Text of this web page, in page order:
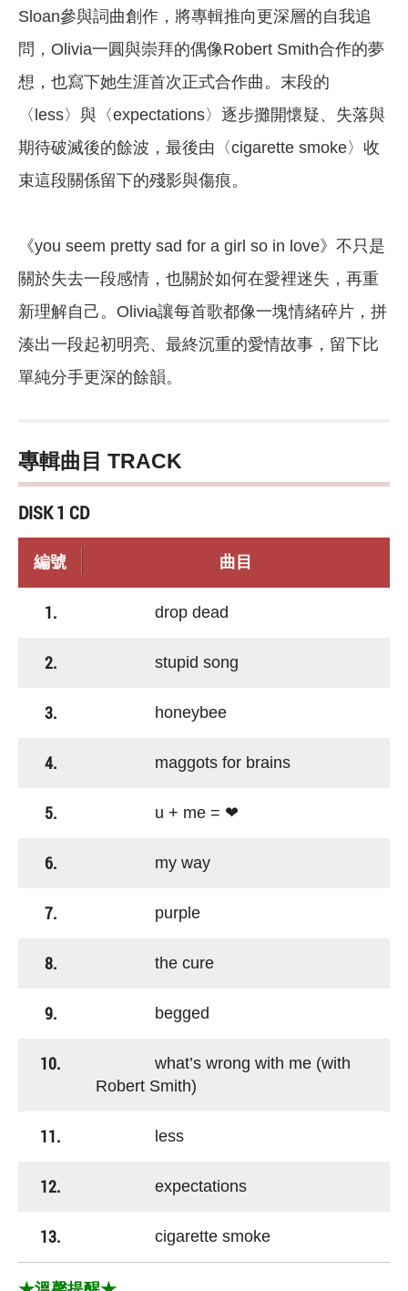
Sloan參與詞曲創作，將專輯推向更深層的自我追
問，Olivia一圓與崇拜的偶像Robert Smith合作的夢
想，也寫下她生涯首次正式合作曲。末段的
〈less〉與〈expectations〉逐步攤開懷疑、失落與
期待破滅後的餘波，最後由〈cigarette smoke〉收
束這段關係留下的殘影與傷痕。
《you seem pretty sad for a girl so in love》不只是
關於失去一段感情，也關於如何在愛裡迷失，再重
新理解自己。Olivia讓每首歌都像一塊情緒碎片，拼
湊出一段起初明亮、最終沉重的愛情故事，留下比
單純分手更深的餘韻。
專輯曲目 TRACK
DISK 1 CD
編號 曲目
1. drop dead
2. stupid song
3. honeybee
4. maggots for brains
5. u + me = ❤
6. my way
7. purple
8. the cure
9. begged
10.
what’s wrong with me (with
Robert Smith)
11. less
12. expectations
13. cigarette smoke